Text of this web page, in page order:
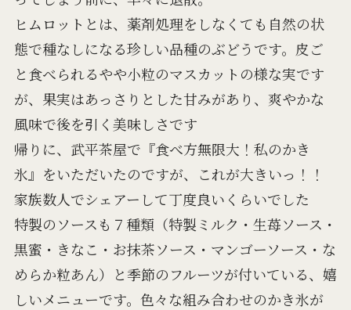
ヒムロットとは、薬剤処理をしなくても自然の状
態で種なしになる珍しい品種のぶどうです。皮ご
と食べられるやや小粒のマスカットの様な実です
が、果実はあっさりとした甘みがあり、爽やかな
風味で後を引く美味しさです
帰りに、武平茶屋で『食べ方無限大！私のかき
氷』をいただいたのですが、これが大きいっ！！
家族数人でシェアーして丁度良いくらいでした
特製のソースも７種類（特製ミルク・生苺ソース・
黒蜜・きなこ・お抹茶ソース・マンゴーソース・な
めらか粒あん）と季節のフルーツが付いている、嬉
しいメニューです。色々な組み合わせのかき氷が